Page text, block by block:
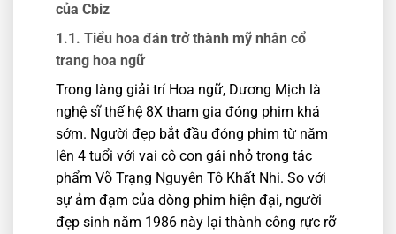
của Cbiz
1.1. Tiểu hoa đán trở thành mỹ nhân cổ
trang hoa ngữ
Trong làng giải trí Hoa ngữ, Dương Mịch là
nghệ sĩ thế hệ 8X tham gia đóng phim khá
sớm. Người đẹp bắt đầu đóng phim từ năm
lên 4 tuổi với vai cô con gái nhỏ trong tác
phẩm Võ Trạng Nguyên Tô Khất Nhi. So với
sự ảm đạm của dòng phim hiện đại, người
đẹp sinh năm 1986 này lại thành công rực rỡ